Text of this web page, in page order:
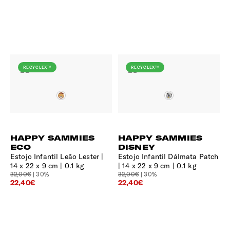
RECYCLEX™
HAPPY SAMMIES
ECO
Estojo Infantil Leão Lester
14 x 22 x 9 cm | 0.1 kg
32,00€ | 30%
22,40€
RECYCLEX™
HAPPY SAMMIES
DISNEY
Estojo Infantil Dálmata Patch
14 x 22 x 9 cm | 0.1 kg
32,00€ | 30%
22,40€